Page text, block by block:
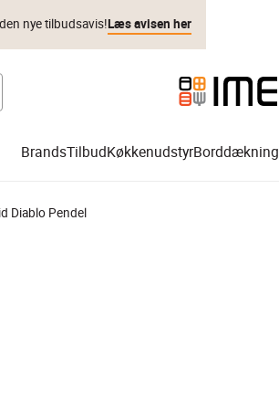
nye tilbudsavis!Læs avisen her
BrandsTilbudKøkkenudstyrBorddækning
Diablo Pendel